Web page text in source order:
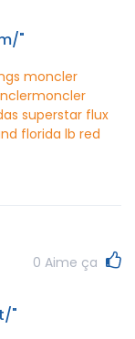
"
moncler
moncler
superstar flux
florida lb red
0 Aime ça
"